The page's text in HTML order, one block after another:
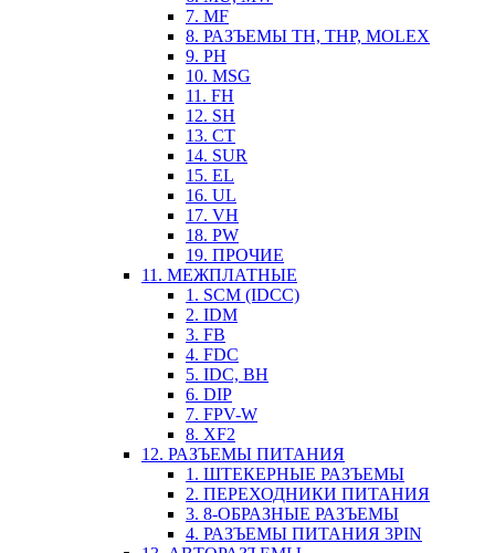
7. MF
8. РАЗЪЕМЫ TH, THP, MOLEX
9. PH
10. MSG
11. FH
12. SH
13. CT
14. SUR
15. EL
16. UL
17. VH
18. PW
19. ПРОЧИЕ
11. МЕЖПЛАТНЫЕ
1. SCM (IDCC)
2. IDM
3. FB
4. FDC
5. IDC, BH
6. DIP
7. FPV-W
8. XF2
12. РАЗЪЕМЫ ПИТАНИЯ
1. ШТЕКЕРНЫЕ РАЗЪЕМЫ
2. ПЕРЕХОДНИКИ ПИТАНИЯ
3. 8-ОБРАЗНЫЕ РАЗЪЕМЫ
4. РАЗЪЕМЫ ПИТАНИЯ 3PIN